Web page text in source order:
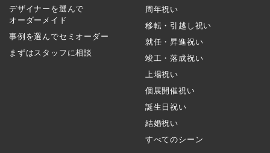
デザイナーを選んで
オーダーメイド
事例を選んでセミオーダー
まずはスタッフに相談
周年祝い
移転・引越し祝い
就任・昇進祝い
竣工・落成祝い
上場祝い
個展開催祝い
誕生日祝い
結婚祝い
すべてのシーン